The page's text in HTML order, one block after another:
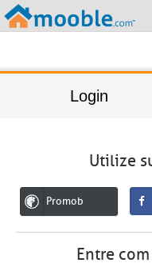
Login
Utilize
Promob
Entre